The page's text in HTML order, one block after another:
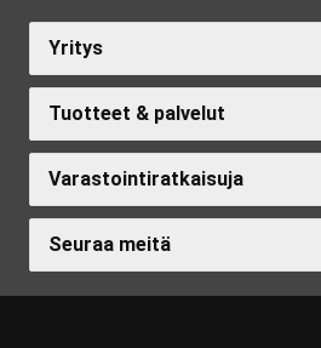
Yritys
Tuotteet & palvelut
Varastointiratkaisuja
Seuraa meitä